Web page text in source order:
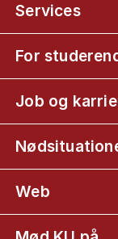
Services
For
Job og
Web